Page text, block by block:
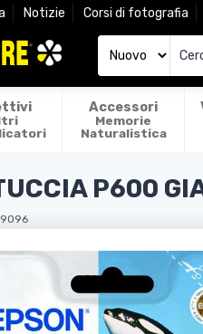
Notizie Corsi di fotografia
Accessori
Memorie
Naturalistica
P600